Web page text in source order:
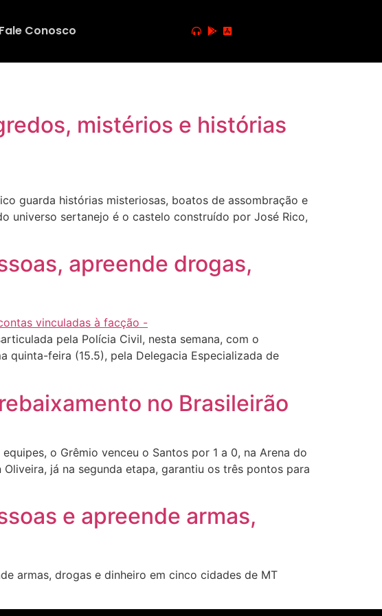
Conosco
mistérios e histórias
guarda histórias misteriosas, boatos de assombração e
universo sertanejo é o castelo construído por José Rico,
apreende drogas,
pela Polícia Civil, nesta semana, com o
quinta-feira (15.5), pela Delegacia Especializada de
no Brasileirão
o Grêmio venceu o Santos por 1 a 0, na Arena do
já na segunda etapa, garantiu os três pontos para
e apreende armas,
armas, drogas e dinheiro em cinco cidades de MT